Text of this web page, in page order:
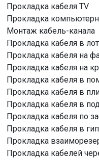
Прокладка кабеля TV
Прокладка
Монтаж кабель-канала
Прокладка кабеля в
Прокладка кабеля на
Прокладка кабеля на
Прокладка кабеля в
Прокладка кабеля в
Прокладка кабеля в
Прокладка кабеля по
Прокладка кабеля в
Прокладка
Прокладка кабелей